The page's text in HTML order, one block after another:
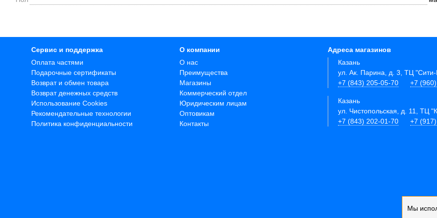
Сервис и поддержка
Оплата частями
Подарочные сертификаты
Возврат и обмен товара
Возврат денежных средств
Использование Cookies
Рекомендательные технологии
Политика конфиденциальности
О компании
О нас
Преимущества
Магазины
Коммерческий отдел
Юридическим лицам
Оптовикам
Контакты
Адреса магазинов
Казань
ул. Ак. Парина, д. 3, ТЦ
+7 (843) 205-05-70
+7
Казань
ул. Чистопольская, д. 11, ТЦ
+7 (843) 202-01-70
+7
Мы